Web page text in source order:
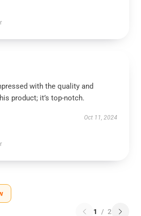
with the quality and
product; it’s top-notch.
Oct 11, 2024
1 / 2